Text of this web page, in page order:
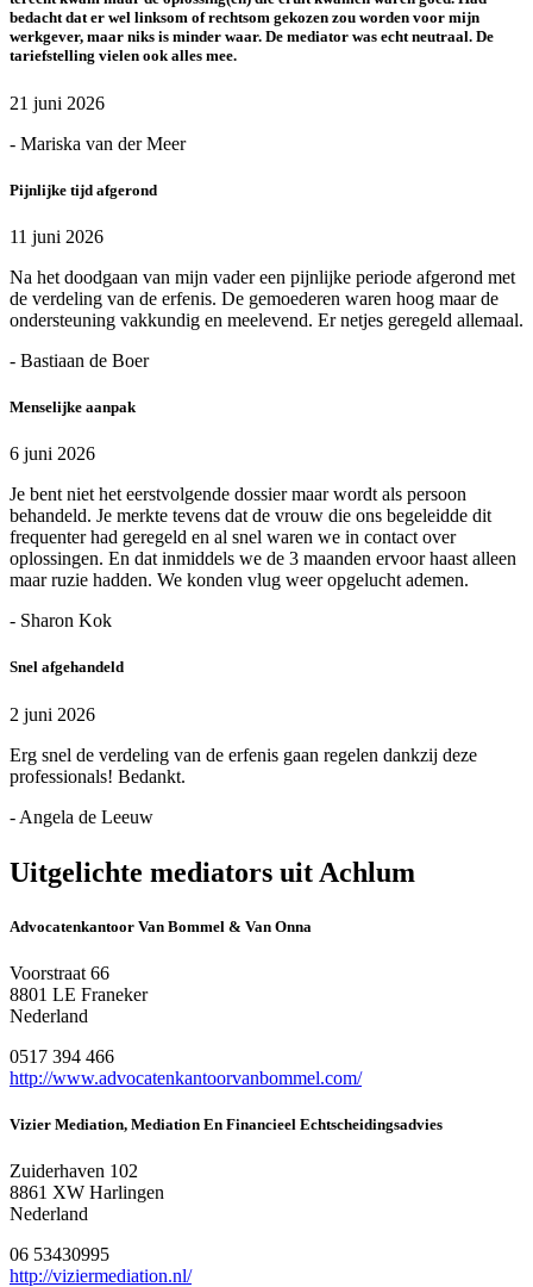
bedacht dat er wel linksom of rechtsom gekozen zou worden voor mijn
werkgever, maar niks is minder waar. De mediator was echt neutraal. De
tariefstelling vielen ook alles mee.
21 juni 2026
- Mariska van der Meer
Pijnlijke tijd afgerond
11 juni 2026
Na het doodgaan van mijn vader een pijnlijke periode afgerond met
de verdeling van de erfenis. De gemoederen waren hoog maar de
ondersteuning vakkundig en meelevend. Er netjes geregeld allemaal.
- Bastiaan de Boer
Menselijke aanpak
6 juni 2026
Je bent niet het eerstvolgende dossier maar wordt als persoon
behandeld. Je merkte tevens dat de vrouw die ons begeleidde dit
frequenter had geregeld en al snel waren we in contact over
oplossingen. En dat inmiddels we de 3 maanden ervoor haast alleen
maar ruzie hadden. We konden vlug weer opgelucht ademen.
- Sharon Kok
Snel afgehandeld
2 juni 2026
Erg snel de verdeling van de erfenis gaan regelen dankzij deze
professionals! Bedankt.
- Angela de Leeuw
Uitgelichte mediators uit Achlum
Advocatenkantoor Van Bommel & Van Onna
Voorstraat 66
8801 LE Franeker
Nederland
0517 394 466
http://www.advocatenkantoorvanbommel.com/
Vizier Mediation, Mediation En Financieel Echtscheidingsadvies
Zuiderhaven 102
8861 XW Harlingen
Nederland
06 53430995
http://viziermediation.nl/